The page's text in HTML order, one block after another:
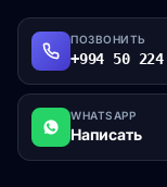
ПОЗВОНИТЬ
+994 50
WHATSAPP
Написать